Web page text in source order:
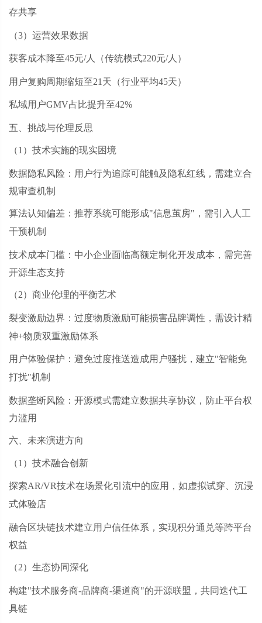
存共享
（3）运营效果数据
获客成本降至45元/人（传统模式220元/人）
用户复购周期缩短至21天（行业平均45天）
私域用户GMV占比提升至42%
五、挑战与伦理反思
（1）技术实施的现实困境
数据隐私风险：用户行为追踪可能触及隐私红线，需建立合
规审查机制
算法认知偏差：推荐系统可能形成"信息茧房"，需引入人工
干预机制
技术成本门槛：中小企业面临高额定制化开发成本，需完善
开源生态支持
（2）商业伦理的平衡艺术
裂变激励边界：过度物质激励可能损害品牌调性，需设计精
神+物质双重激励体系
用户体验保护：避免过度推送造成用户骚扰，建立"智能免
打扰"机制
数据垄断风险：开源模式需建立数据共享协议，防止平台权
力滥用
六、未来演进方向
（1）技术融合创新
探索AR/VR技术在场景化引流中的应用，如虚拟试穿、沉浸
式体验店
融合区块链技术建立用户信任体系，实现积分通兑等跨平台
权益
（2）生态协同深化
构建"技术服务商-品牌商-渠道商"的开源联盟，共同迭代工
具链